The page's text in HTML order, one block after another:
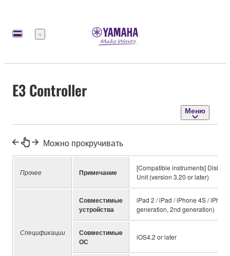
Меню
E3 Controller
Меню
Можно прокручивать
Прочее Примечание
[Compatible instruments]
Unit (version 3.20 or later)
Спецификации
Совместимые
устройства
iPad 2 / iPad / iPhone 4S /
generation, 2nd generation)
Совместимые
ОС
iOS4.2 or later